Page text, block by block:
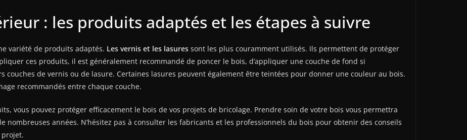
: les produits adaptés et les étapes à suivre
variété de produits adaptés. Les vernis et les lasures sont les plus couramment utilisés. Ils permettent de protéger
ces produits, il est généralement recommandé de poncer le bois, d’appliquer une couche de fond si
couches de vernis ou de lasure. Certaines lasures peuvent également être teintées pour donner une couleur au bois.
recommandés entre chaque couche.
vous pouvez protéger efficacement le bois de vos projets de bricolage. Prendre soin de votre bois vous permettra
années. N’hésitez pas à consulter les fabricants et les professionnels du bois pour obtenir des conseils